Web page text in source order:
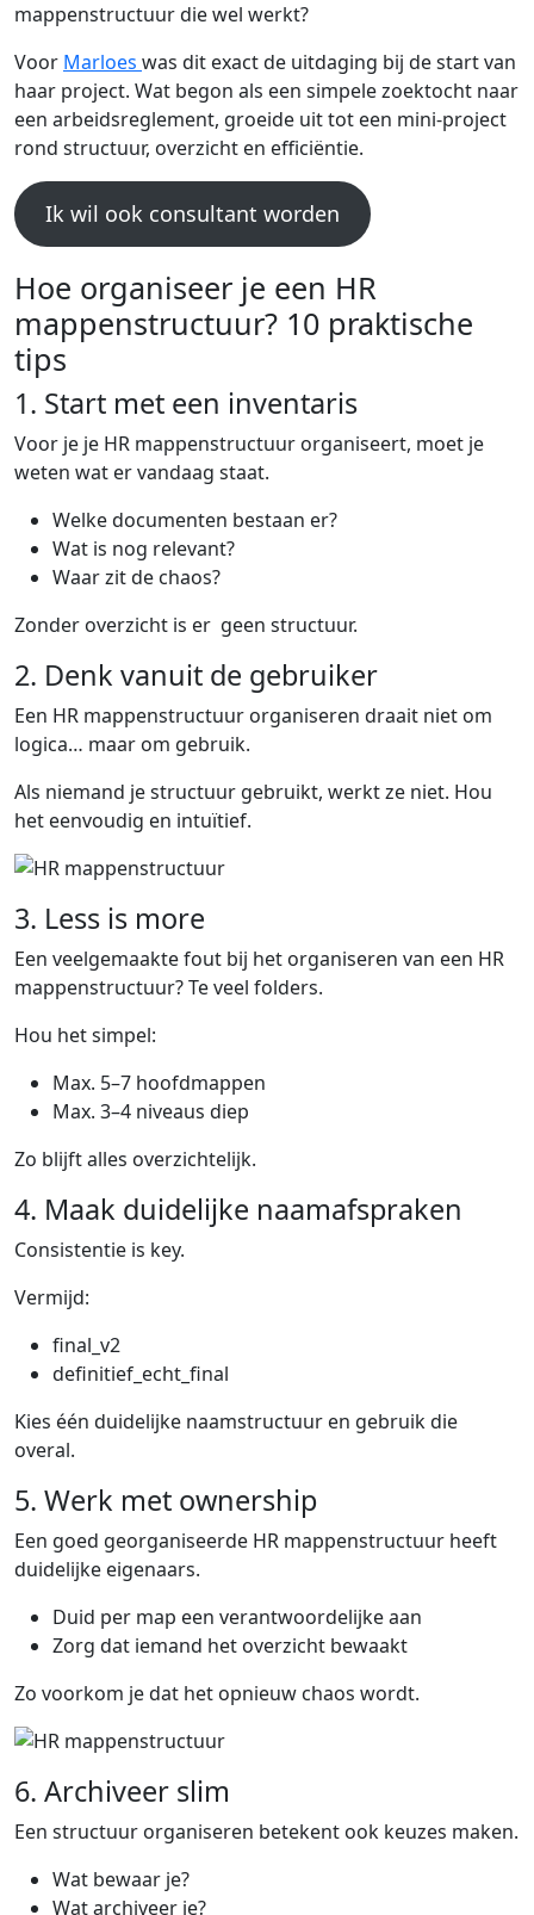
mappenstructuur die wel werkt?
Voor Marloes was dit exact de uitdaging bij de start van
haar project. Wat begon als een simpele zoektocht naar
een arbeidsreglement, groeide uit tot een mini-project
rond structuur, overzicht en efficiëntie.
Ik wil ook consultant worden
Hoe organiseer je een HR
mappenstructuur? 10 praktische
tips
1. Start met een inventaris
Voor je je HR mappenstructuur organiseert, moet je
weten wat er vandaag staat.
Welke documenten bestaan er?
Wat is nog relevant?
Waar zit de chaos?
Zonder overzicht is er geen structuur.
2. Denk vanuit de gebruiker
Een HR mappenstructuur organiseren draait niet om
logica… maar om gebruik.
Als niemand je structuur gebruikt, werkt ze niet. Hou
het eenvoudig en intuïtief.
3. Less is more
Een veelgemaakte fout bij het organiseren van een HR
mappenstructuur? Te veel folders.
Hou het simpel:
Max. 5–7 hoofdmappen
Max. 3–4 niveaus diep
Zo blijft alles overzichtelijk.
4. Maak duidelijke naamafspraken
Consistentie is key.
Vermijd:
final_v2
definitief_echt_final
Kies één duidelijke naamstructuur en gebruik die
overal.
5. Werk met ownership
Een goed georganiseerde HR mappenstructuur heeft
duidelijke eigenaars.
Duid per map een verantwoordelijke aan
Zorg dat iemand het overzicht bewaakt
Zo voorkom je dat het opnieuw chaos wordt.
6. Archiveer slim
Een structuur organiseren betekent ook keuzes maken.
Wat bewaar je?
Wat archiveer je?